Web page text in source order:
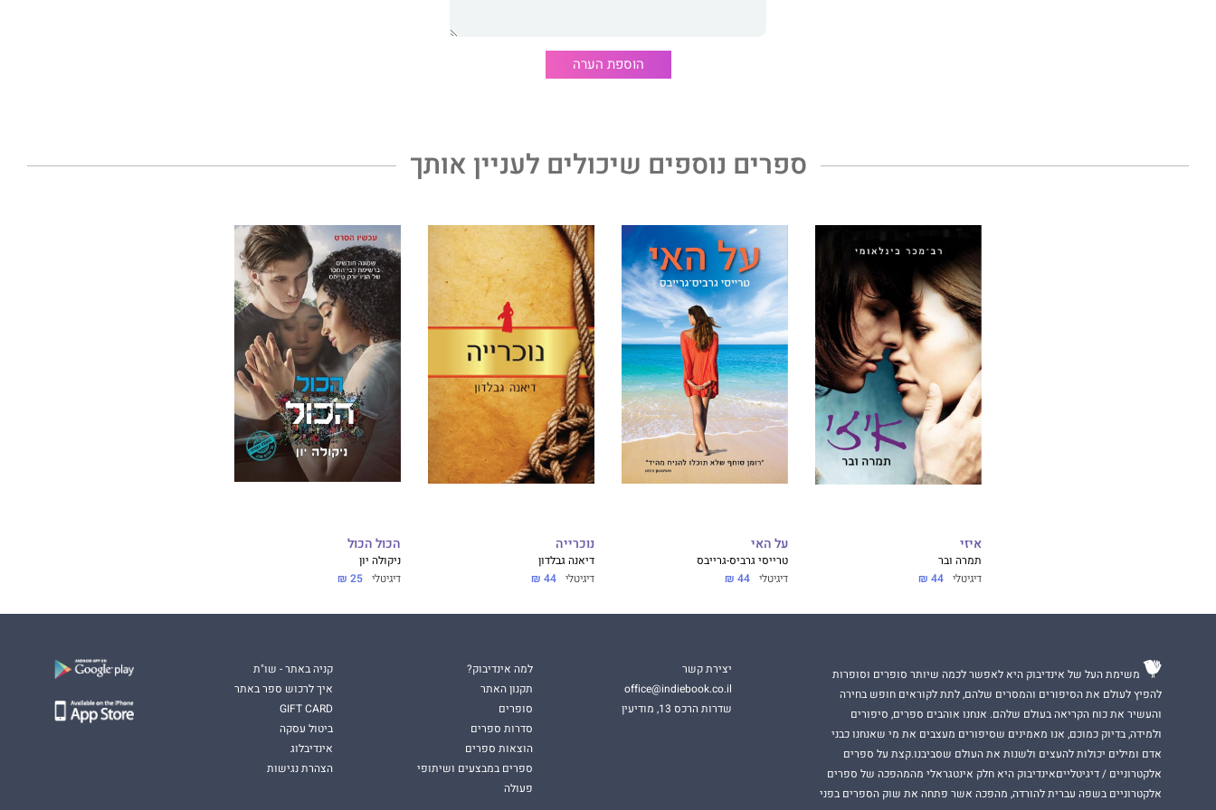
הכול, הכולשעוּבּד לסרט מצליח. היא גדלה
"ספר שעוסק בגורמים הרבים שמשפיעים על ההתאהבות... אם אהבתם את 'הכול,
הכול', רוצו לקרוא את הספר הזה."
אנטרטיינמנט ויקלי
"עמוק, נוגע ללב, כתוב להפליא."
קירקוס
"רענן, חצוף ומרתק."
הורן בוק
"צלילת עומק אל האהבה והמזל וההגשמה העצמית, והדרכים הרבות שבהן אנשים
הוספת הערה
ספרים נוספים שיכולים לעניין אותך
איזי
תמרה ובר
דיגיטלי 44 ₪
על האי
טרייסי גרביס-גרייבס
דיגיטלי 44 ₪
נוכרייה
דיאנה גבלדון
דיגיטלי 44 ₪
הכול הכול
ניקולה יון
דיגיטלי 25 ₪
משימת העל של אינדיבוק היא לאפשר לכמה שיותר סופרים וסופרות
להפיץ לעולם את הסיפורים והמסרים שלהם, לתת לקוראים חופש בחירה
והעשיר את כוח הקריאה בעולם שלהם. אנחנו אוהבים ספרים, סיפורים
ולמידה, בדיוק כמוכם, אנו מאמינים שסיפורים מעצבים את מי שאנחנו כבני
אדם ומילים יכולות להעצים ולשנות את העולם שסביבנו.קצת על ספרים
אלקטרוניים / דיגיטלייםאינדיבוק היא חלק אינטגראלי מהמהפכה של ספרים
אלקטרוניים בשפה עברית להורדה, מהפכה אשר פתחה את שוק הספרים בפני
יצירת קשר
office@indiebook.co.il
שדרות הרכס 13, מודיעין
למה אינדיבוק?
תקנון האתר
סופרים
סדרות ספרים
הוצאות ספרים
ספרים במבצעים ושיתופי
פעולה
קניה באתר - שו"ת
איך לרכוש ספר באתר
GIFT CARD
ביטול עסקה
אינדיבלוג
הצהרת נגישות